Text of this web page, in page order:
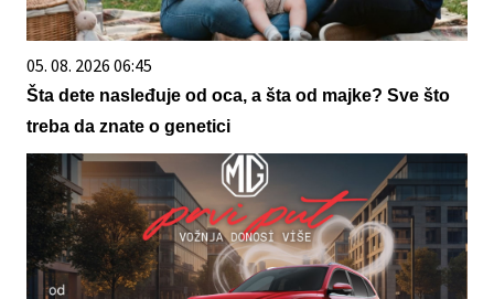
05. 08. 2026 06:45
Šta dete nasleđuje od oca, a šta od majke? Sve što
treba da znate o genetici